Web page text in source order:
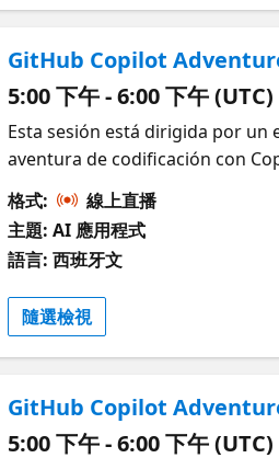
Mundial recibirá $100,000 USD
2025 Acceda aquí al
regístrate para la Imagine Cup
Learn. Regístrate en el Centro
de Microsoft. Únete a nuestra
empleados de Microsoft. Para
Student Innovator em
GitHub Copilot
5:00 下午 - 6:00 下午 (UTC)
Esta sesión está dirigida por un
aventura de codificación con
codificación a través de
Copilot única, configurarás tu
explora nuevos horizontes de
Copilot Introducción a GitHub
Calizaya Diana es MVP de
sobre IA, programación y
格式:
線上直播
主題: AI 應用程式
語言: 西班牙文
隨選檢視
GitHub Copilot
5:00 下午 - 6:00 下午 (UTC)